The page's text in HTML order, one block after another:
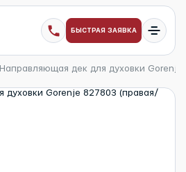
БЫСТРАЯ ЗАЯВКА
Направляющая дек для духовки